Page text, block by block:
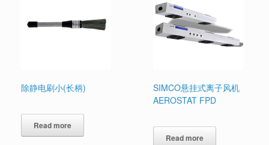
除静电刷小(长柄)
Read more
SIMCO悬挂式离子风机
AEROSTAT FPD
Read more